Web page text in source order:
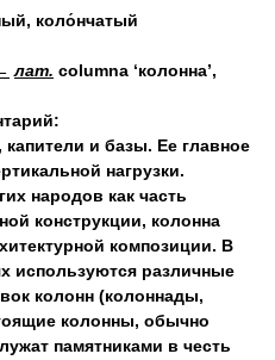
, коло́нчатый
лат. columna ‘колонна’,
, капители и базы. Ее главное
нагрузки.
народов как часть
конструкции, колонна
композиции. В
используются различные
колонн (колоннады,
колонны, обычно
памятниками в честь